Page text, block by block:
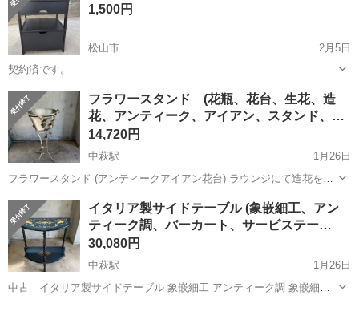
を変...
1,500円
松山市
2月5日
契約済です。
愛媛 松山市 テーブル サイドテーブル
フラワースタンド (花瓶、花台、生花、造
花、アンティーク、アイアン、スタンド、…
14,720円
中萩駅
1月26日
フラワースタンド (アンティークアイアン花台) ラウンジにて造花を入
れて飾っていました。 高級感があり、アンティークな感じもありま
す。 バケツはブリキの様な素材です。 水は漏れるかもしれません(未
確認)
愛媛 西条市 中萩駅 テーブル フラワースタンド
イタリア製サイドテーブル (象嵌細工、アン
ティーク調、バーカート、サービステー…
30,080円
中萩駅
1月26日
中古 イタリア製サイドテーブル 象嵌細工 アンティーク調 象嵌細工